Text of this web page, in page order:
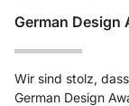
German Design
Wir sind stolz,
German Design